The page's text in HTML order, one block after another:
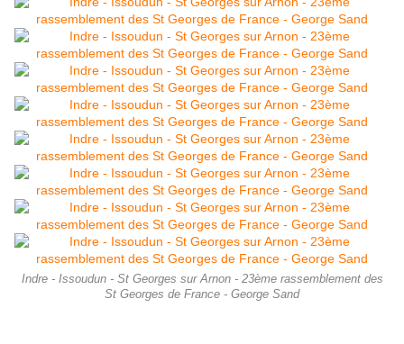
Indre - Issoudun - St Georges sur Arnon - 23ème rassemblement des
St Georges de France - George Sand